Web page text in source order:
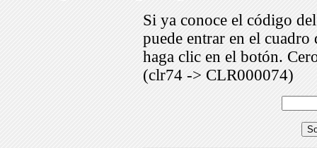
Si ya conoce el código
puede entrar en el
haga clic en el botón.
(clr74 -> CLR000074)